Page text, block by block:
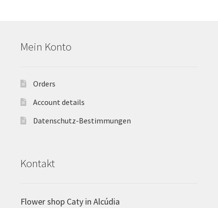
Mein Konto
Orders
Account details
Datenschutz-Bestimmungen
Kontakt
Flower shop Caty in Alcúdia